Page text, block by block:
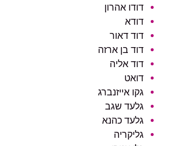
דודו אהרון
דודא
דוד דאור
דוד בן ארזה
דוד אליה
דואט
גקו אייזנברג
גלעד שגב
גלעד כהנא
גליקריה